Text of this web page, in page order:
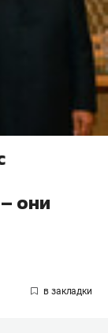
они